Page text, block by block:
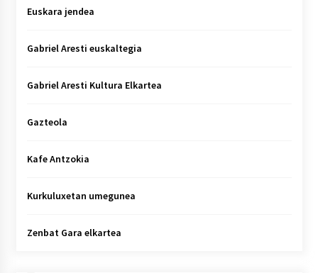
Euskara jendea
Gabriel Aresti euskaltegia
Gabriel Aresti Kultura Elkartea
Gazteola
Kafe Antzokia
Kurkuluxetan umegunea
Zenbat Gara elkartea